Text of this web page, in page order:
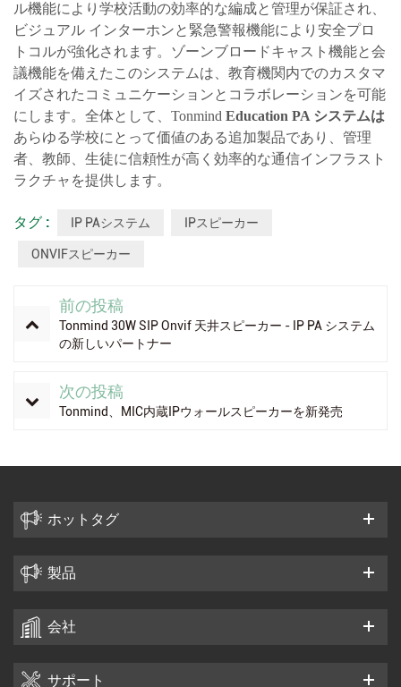
ル機能により学校活動の効率的な編成と管理が保証され、
ビジュアル インターホンと緊急警報機能により安全プロ
トコルが強化されます。ゾーンブロードキャスト機能と会
議機能を備えたこのシステムは、教育機関内でのカスタマ
イズされたコミュニケーションとコラボレーションを可能
にします。全体として、Tonmind Education PA システムは
あらゆる学校にとって価値のある追加製品であり、管理
者、教師、生徒に信頼性が高く効率的な通信インフラスト
ラクチャを提供します。
タグ : IP PAシステム IPスピーカー
ONVIFスピーカー
前の投稿
Tonmind 30W SIP Onvif 天井スピーカー - IP PA システム
の新しいパートナー
次の投稿
Tonmind、MIC内蔵IPウォールスピーカーを新発売
ホットタグ
製品
会社
サポート